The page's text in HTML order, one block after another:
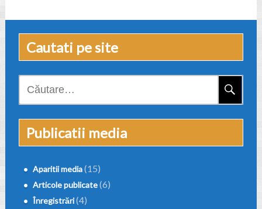
Cautati pe site
Caută
Publicatii media
Aparitii media(15)
Articole publicate(6)
Înregistrări(4)